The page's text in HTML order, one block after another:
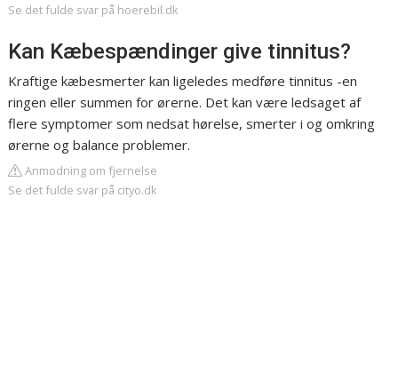
Se det fulde svar på hoerebil.dk
Kan Kæbespændinger give tinnitus?
Kraftige kæbesmerter kan ligeledes medføre tinnitus -en
ringen eller summen for ørerne. Det kan være ledsaget af
flere symptomer som nedsat hørelse, smerter i og omkring
ørerne og balance problemer.
Anmodning om fjernelse
Se det fulde svar på cityo.dk